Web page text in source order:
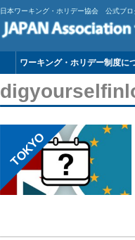
日本ワーキング・ホリデー協会 公式ブロ
ワーキング・ホリデー制度に
TOKYO